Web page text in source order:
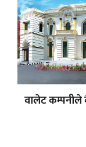
वालेट कम्पनीले